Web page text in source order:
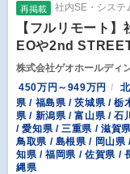
再掲載 社内SE・システ
【フルリモート
EOや2nd
株式会社ゲオホールディ
450万円～949万円
県 / 福島県 / 茨城県 / 栃
県 / 新潟県 / 富山県 / 石
/ 愛知県 / 三重県 / 滋賀
鳥取県 / 島根県 / 岡山県
知県 / 福岡県 / 佐賀県 /
縄県